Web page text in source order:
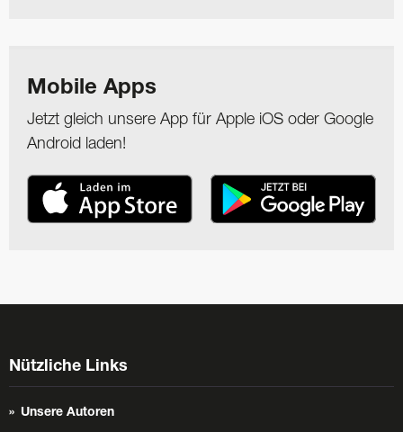
Mobile Apps
Jetzt gleich unsere App für Apple iOS oder Google
Android laden!
Nützliche Links
Unsere Autoren